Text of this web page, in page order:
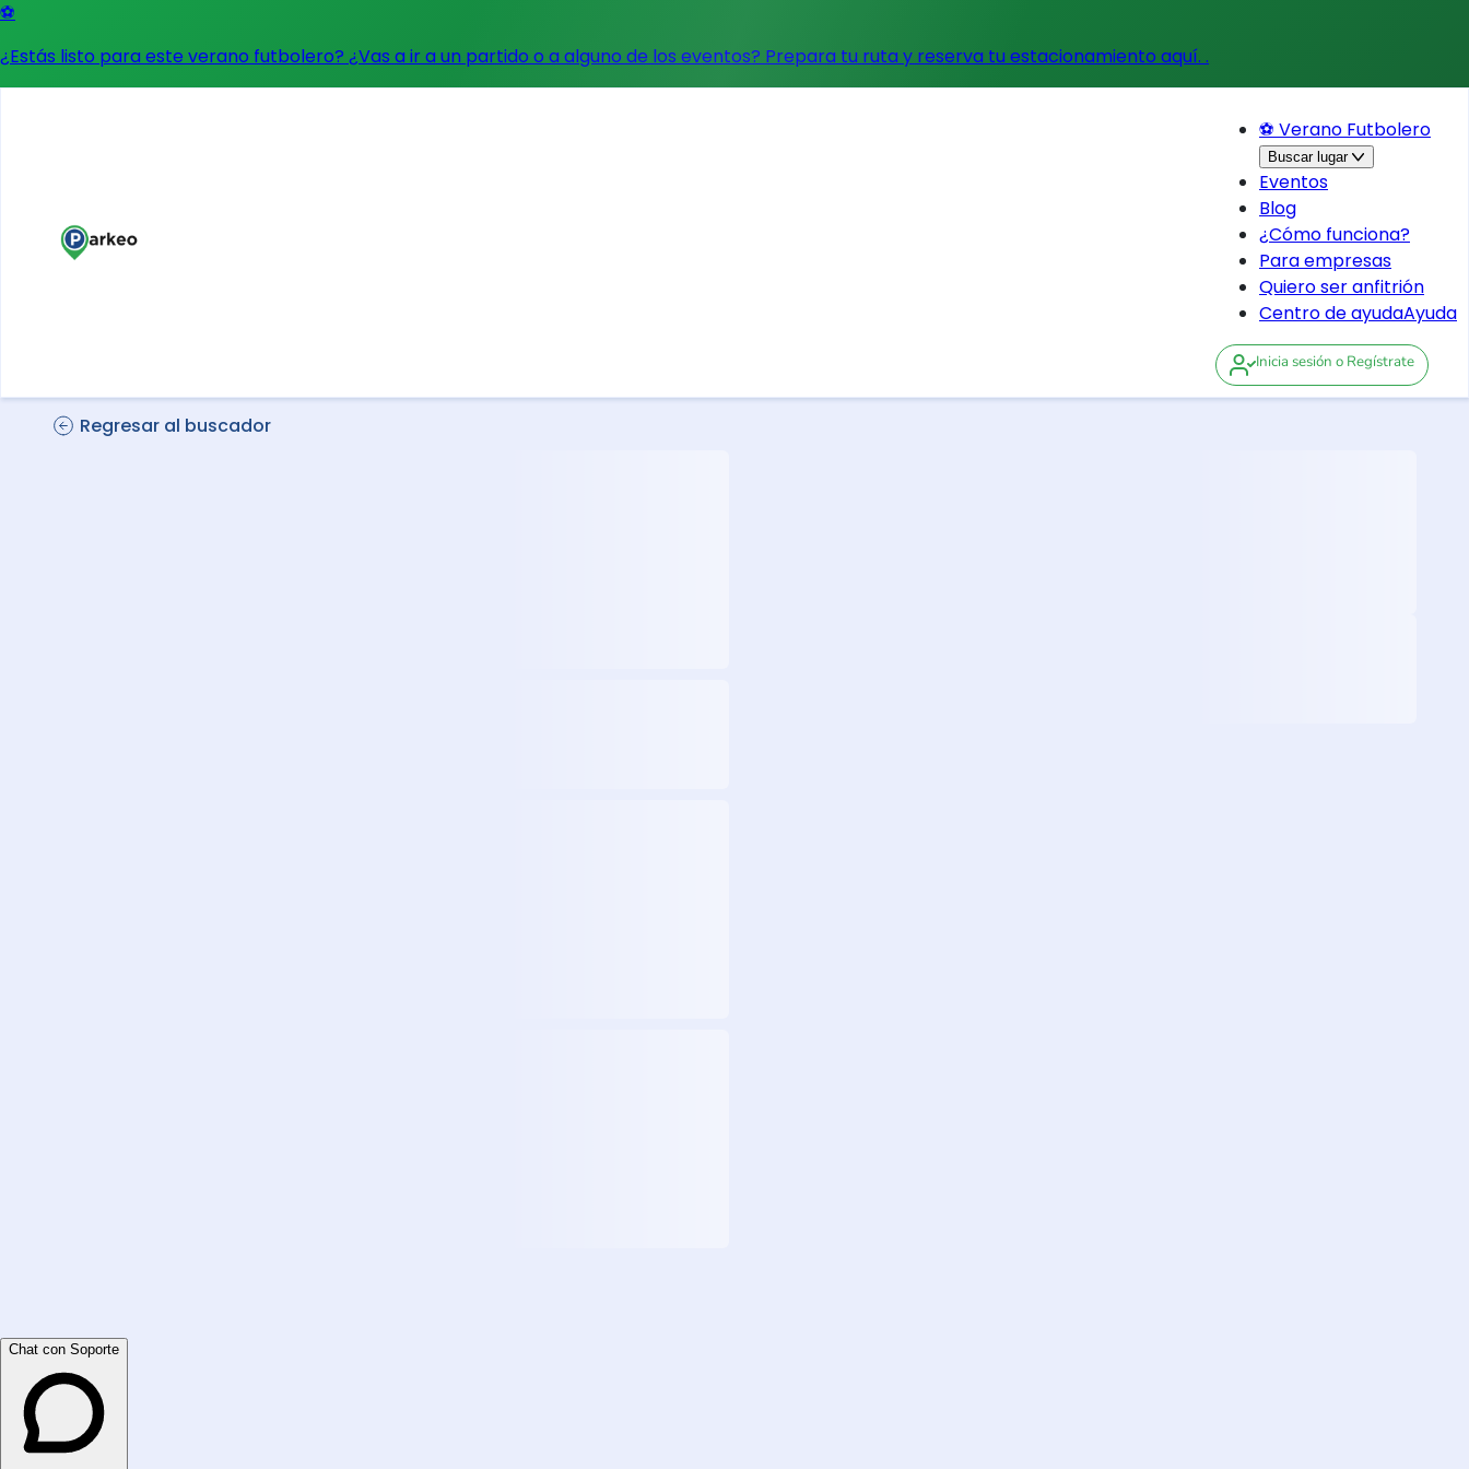
⚽
¿Estás listo para este verano futbolero? ¿Vas a ir a un partido o a alguno de los eventos? Prepara tu ruta y reserva tu estacionamiento aquí. .
⚽ Verano Futbolero
Buscar lugar
Eventos
Blog
¿Cómo funciona?
Para empresas
Quiero ser anfitrión
Centro de ayudaAyuda
Inicia sesión o Regístrate
Regresar al buscador
Chat con Soporte